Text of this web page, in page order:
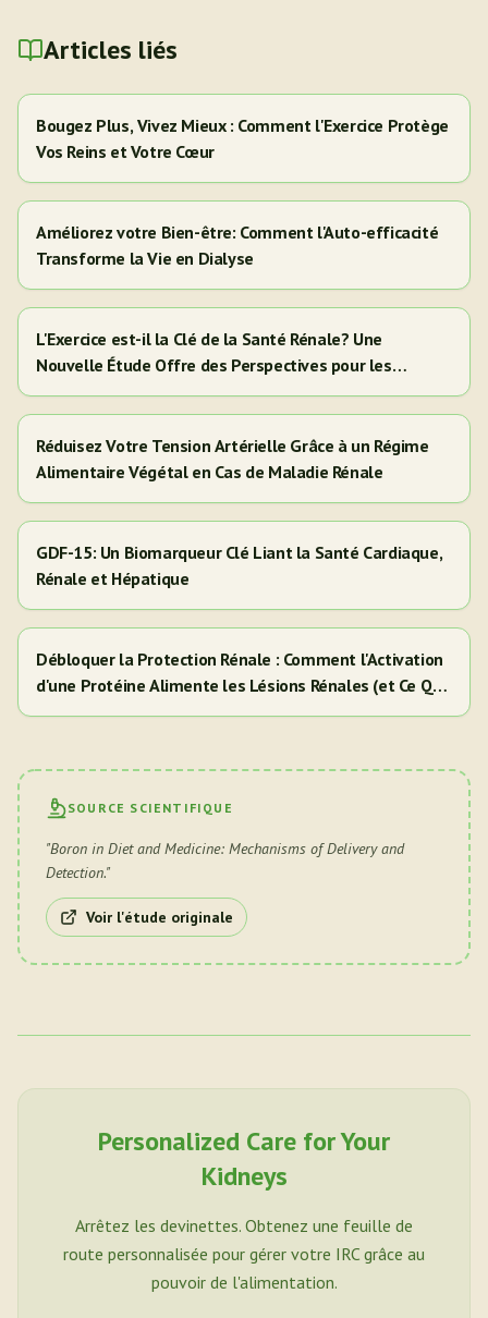
Articles liés
Bougez Plus, Vivez Mieux : Comment l'Exercice Protège
Vos Reins et Votre Cœur
Améliorez votre Bien-être: Comment l'Auto-efficacité
Transforme la Vie en Dialyse
L'Exercice est-il la Clé de la Santé Rénale? Une
Nouvelle Étude Offre des Perspectives pour les
Adultes Hispaniques/Latinos
Réduisez Votre Tension Artérielle Grâce à un Régime
Alimentaire Végétal en Cas de Maladie Rénale
GDF-15: Un Biomarqueur Clé Liant la Santé Cardiaque,
Rénale et Hépatique
Débloquer la Protection Rénale : Comment l'Activation
d'une Protéine Alimente les Lésions Rénales (et Ce Que
Cela Signifie Pour Vous)
SOURCE SCIENTIFIQUE
"Boron in Diet and Medicine: Mechanisms of Delivery and
Detection."
Voir l'étude originale
Personalized Care for Your
Kidneys
Arrêtez les devinettes. Obtenez une feuille de
route personnalisée pour gérer votre IRC grâce au
pouvoir de l'alimentation.